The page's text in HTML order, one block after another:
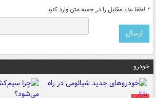
* لطفا عدد مقابل را در جعبه متن وارد کنید
خودرو